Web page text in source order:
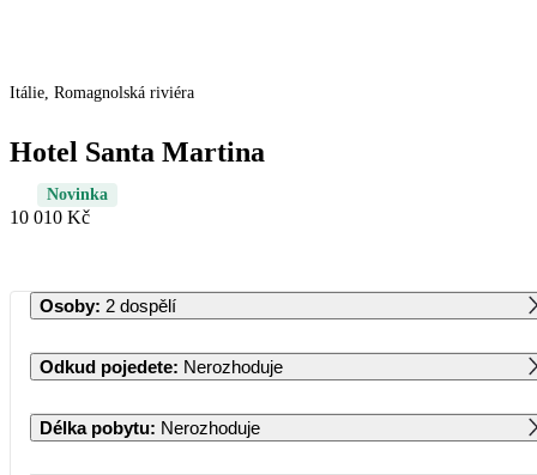
Itálie, Romagnolská riviéra
Hotel Santa Martina
Novinka
10 010 Kč
Osoby: 2 dospělí
Odkud pojedete: Nerozhoduje
Délka pobytu: Nerozhoduje